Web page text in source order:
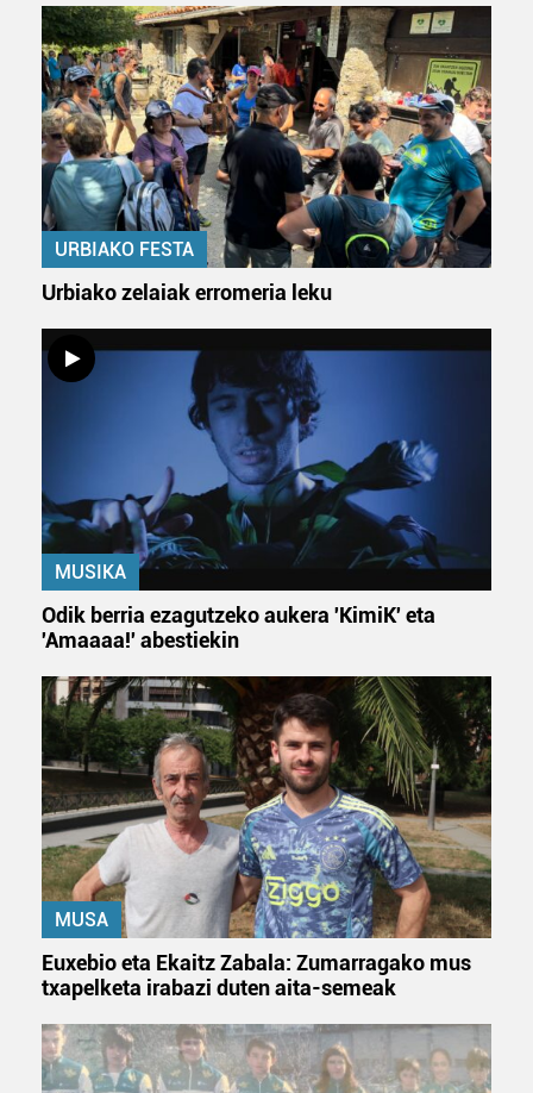
URBIAKO FESTA
Urbiako zelaiak erromeria leku
MUSIKA
Odik berria ezagutzeko aukera 'KimiK' eta
'Amaaaa!' abestiekin
MUSA
Euxebio eta Ekaitz Zabala: Zumarragako mus
txapelketa irabazi duten aita-semeak